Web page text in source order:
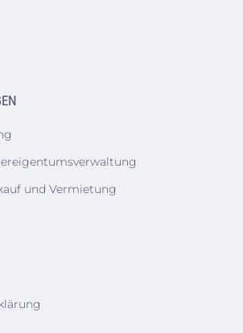
und Vermietung